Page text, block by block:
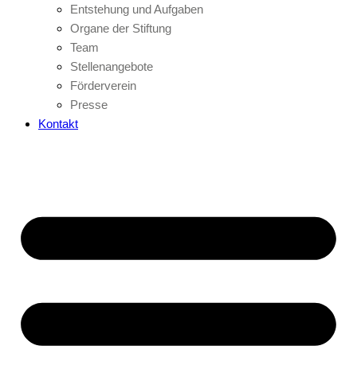
Entstehung und Aufgaben
Organe der Stiftung
Team
Stellenangebote
Förderverein
Presse
Kontakt